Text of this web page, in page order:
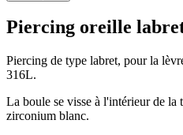
Piercing oreille
Piercing de type labret, pour la
316L.
La boule se visse à l'intérieur de la
zirconium blanc.